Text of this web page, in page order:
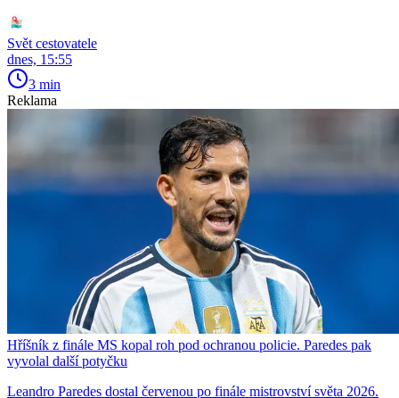
Svět cestovatele
dnes, 15:55
3 min
Reklama
Hříšník z finále MS kopal roh pod ochranou policie. Paredes pak
vyvolal další potyčku
Leandro Paredes dostal červenou po finále mistrovství světa 2026.